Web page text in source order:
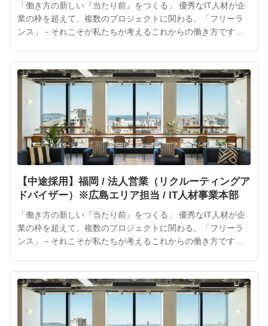
「働き方の新しい『当たり前』をつくる」 優秀なIT人材が企
業の枠を超えて、複数のプロジェクトに関わる。「フリーラ
ンス」－それこそが私たちが考えるこれからの働き方です。
や社会にとって、大きな力となるはずです。インターネット
が私たちの「当たり前」になったように、ITフリーランスを
働き方
【中途採用】福岡 / 法人営業（リクルーティングア
ドバイザー）※広島エリア担当 / IT人材事業本部
「働き方の新しい『当たり前』をつくる」 優秀なIT人材が企
業の枠を超えて、複数のプロジェクトに関わる。「フリーラ
ンス」－それこそが私たちが考えるこれからの働き方です。
や社会にとって、大きな力となるはずです。インターネット
が私たちの「当たり前」になったように、ITフリーランスを
働き方